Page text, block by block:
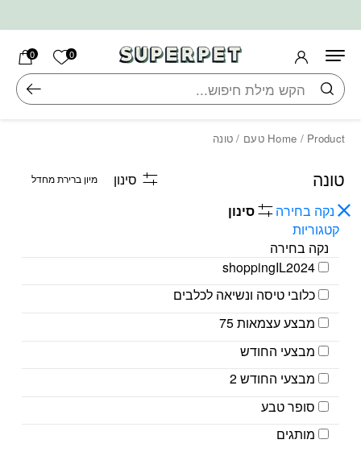
0 הרשימה
0
חיפוש
Home / Product טעם / טונה
טונה
סינון
נקה בחירה
סינון
קטגוריות
נקה בחירה
shoppingIL2024
כלובי טיסה ונשיאה לכלבים
מבצע עצמאות 75
מבצעי החודש
מבצעי החודש 2
סופר טבע
מותגים